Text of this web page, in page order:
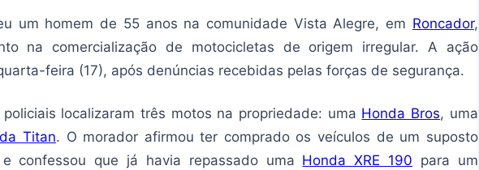
um homem de 55 anos na comunidade Vista Alegre, em Roncador,
na comercialização de motocicletas de origem irregular. A ação
feira (17), após denúncias recebidas pelas forças de segurança.
localizaram três motos na propriedade: uma Honda Bros, uma
Titan. O morador afirmou ter comprado os veículos de um suposto
e confessou que já havia repassado uma Honda XRE 190 para um